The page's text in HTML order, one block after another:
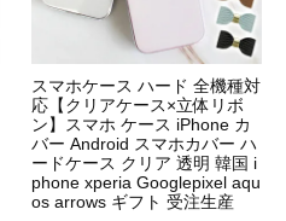
スマホケース ハード 全機種対
応【クリアケース×立体リボ
ン】スマホ ケース iPhone カ
バー Android スマホカバー ハ
ードケース クリア 透明 韓国 i
phone xperia Googlepixel aqu
os arrows ギフト 受注生産